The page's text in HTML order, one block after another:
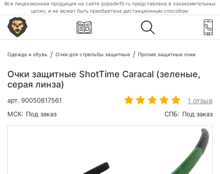
Вся лицензионная продукция на сайте popadiv10.ru представлена в ознакомительных
целях, и не может быть приобретена дистанционным способом.
Одежда и обувь Очки для стрельбы защитные Прочие защитные очки
Очки защитные ShotTime Caracal (зеленые,
серая линза)
арт. 90050817561 1 отзыв
МСК: Под заказ СПБ: Под заказ